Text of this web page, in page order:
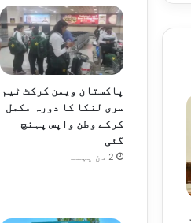
پاکستان ویمن کرکٹ ٹیم
سری لنکا کا دورہ مکمل
کرکے وطن واپس پہنچ
گئی
2 دن پہلے